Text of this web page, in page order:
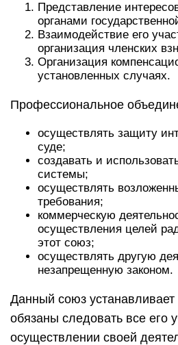
Представление
органами
Взаимодействие его
организация членских
Организация
установленных случаях.
Профессиональное
осуществлять защиту
суде;
создавать и
системы;
осуществлять
требования;
коммерческую
осуществления целей
этот союз;
осуществлять другую
незапрещенную законом.
Данный союз
обязаны следовать все его
осуществлении своей